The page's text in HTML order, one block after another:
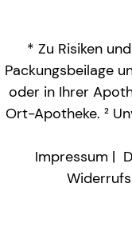
* Zu Risiken
Packungsbeilage
oder in Ihrer
Ort-Apotheke. ²
Impressum